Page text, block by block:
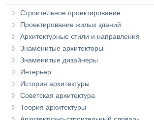
Строительное проектирование
Проектирование жилых зданий
Архитектурные стили и направления
Знаменитые архитекторы
Знаменитые дизайнеры
Интерьер
История архитектуры
Советская архитектура
Теория архитектуры